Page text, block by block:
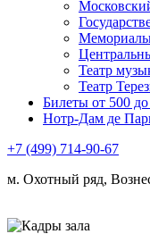
Театр
Театр
Билеты от 500
Нотр-Дам де
+7 (499) 714-90-67
м. Охотный ряд,